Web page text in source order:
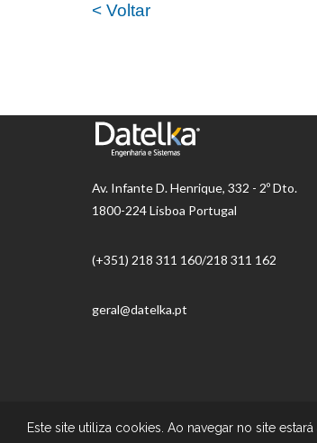
Este site utiliza cookies. Ao navegar no site
< Voltar
Av. Infante D. Henrique, 332 - 2º Dto.
1800-224 Lisboa Portugal
(+351) 218 ​​311 160/218 311 162
geral@datelka.pt